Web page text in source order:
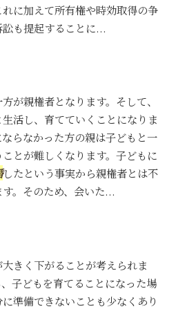
に加えて所有権や時効取得の争
も提起することに...
が親権者となります。そして、
活し、育てていくことになりま
らなかった方の親は子どもと一
とが難しくなります。子どもに
したという事実から親権者とは不
。そのため、会いた...
きく下がることが考えられま
子どもを育てることになった場
準備できないことも少なくあり